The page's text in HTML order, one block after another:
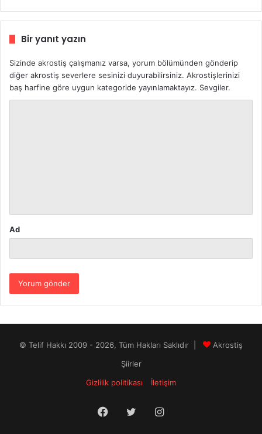
Bir yanıt yazın
Sizinde akrostiş çalışmanız varsa, yorum bölümünden gönderip
diğer akrostiş severlere sesinizi duyurabilirsiniz. Akrostişlerinizi
baş harfine göre uygun kategoride yayınlamaktayız. Sevgiler.
Ad
© Telif Hakkı 2009 - 2026, Tüm Hakları Saklıdır |
Akrostiş
Şiirler
Gizlilik politikası
İletişim
Facebook
TwitterInstagram